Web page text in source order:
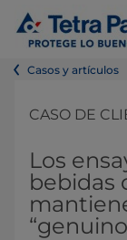
Casos y artículos
CASO DE
Los
bebidas